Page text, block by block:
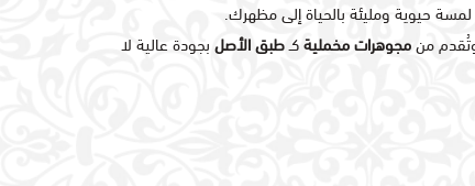
حيوية ومليئة بالحياة إلى مظهرك.
منمجوهرات مخمليةكـطبق الأصل بجودة عالية لا